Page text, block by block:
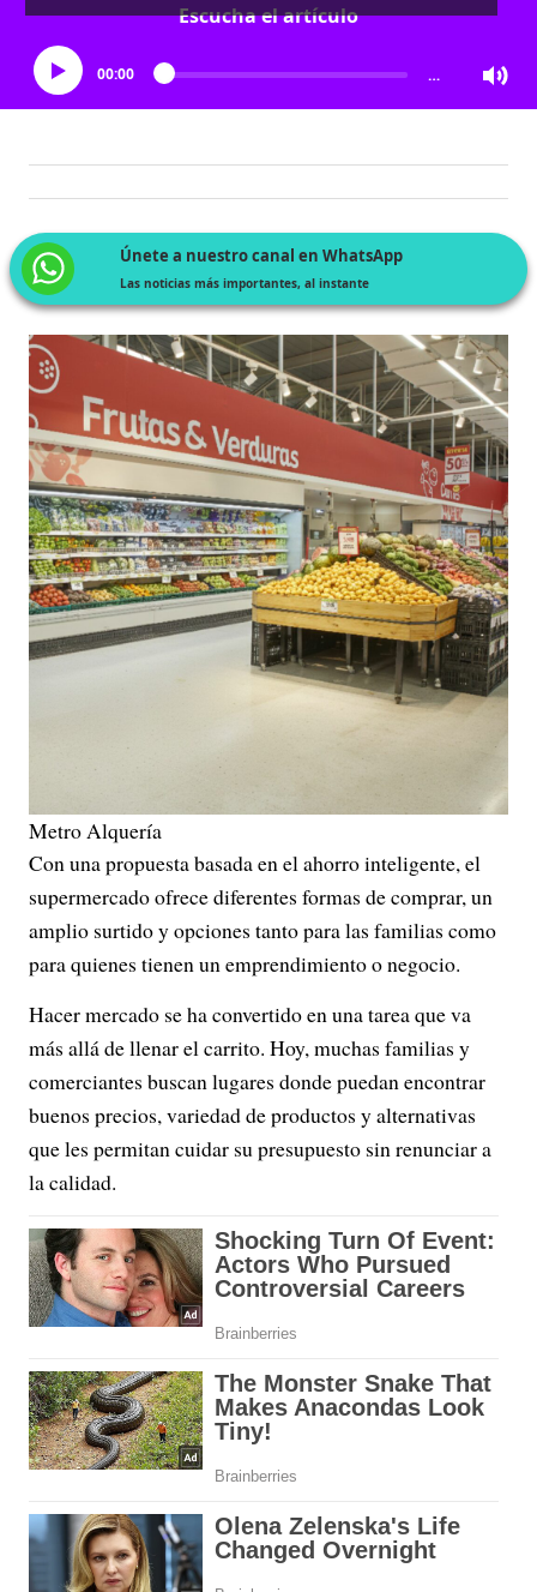
Escucha el artículo
00:00 …
Únete a nuestro canal en WhatsApp
Las noticias más importantes, al instante
Metro Alquería
Con una propuesta basada en el ahorro inteligente, el
supermercado ofrece diferentes formas de comprar, un
amplio surtido y opciones tanto para las familias como
para quienes tienen un emprendimiento o negocio.
Hacer mercado se ha convertido en una tarea que va
más allá de llenar el carrito. Hoy, muchas familias y
comerciantes buscan lugares donde puedan encontrar
buenos precios, variedad de productos y alternativas
que les permitan cuidar su presupuesto sin renunciar a
la calidad.